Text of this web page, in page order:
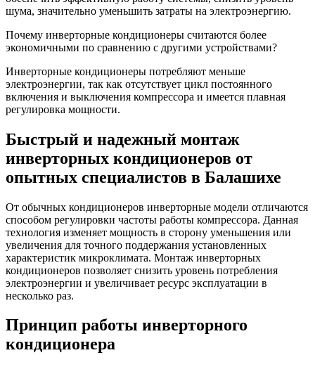
шума, значительно уменьшить затраты на электроэнергию.
Почему инверторные кондиционеры считаются более
экономичными по сравнению с другими устройствами?
Инверторные кондиционеры потребляют меньше
электроэнергии, так как отсутствует цикл постоянного
включения и выключения компрессора и имеется плавная
регулировка мощности.
Быстрый и надежный монтаж
инверторных кондиционеров от
опытных специалистов в Балашихе
От обычных кондиционеров инверторные модели отличаются
способом регулировки частоты работы компрессора. Данная
технология изменяет мощность в сторону уменьшения или
увеличения для точного поддержания установленных
характеристик микроклимата. Монтаж инверторных
кондиционеров позволяет снизить уровень потребления
электроэнергии и увеличивает ресурс эксплуатации в
несколько раз.
Принцип работы инверторного
кондиционера